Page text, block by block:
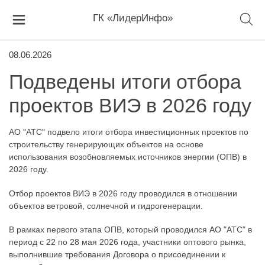
ГК «ЛидерИнфо»
08.06.2026
Подведены итоги отбора
проектов ВИЭ в 2026 году
АО "АТС" подвело итоги отбора инвестиционных проектов по
строительству генерирующих объектов на основе
использования возобновляемых источников энергии (ОПВ) в
2026 году.
Отбор проектов ВИЭ в 2026 году проводился в отношении
объектов ветровой, солнечной и гидрогенерации.
В рамках первого этапа ОПВ, который проводился АО "АТС" в
период с 22 по 28 мая 2026 года, участники оптового рынка,
выполнившие требования Договора о присоединении к